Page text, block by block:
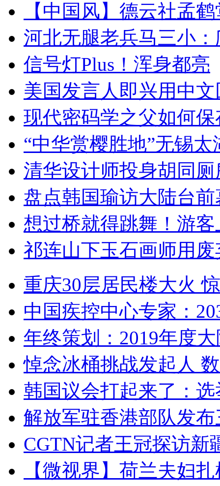
【中国风】德云社孟
河北无腿老兵马三小
信号灯Plus！浑身都亮
美国发言人即兴用中
现代密码学之父如何
“中华赏樱胜地”无锡
清华设计师投身胡同
盘点韩国瑜访大陆台
想过桥就得跳舞！游客
祁连山下玉石画师用
重庆30层居民楼大火
中国疾控中心专家：
年终策划：2019年度
悼念冰桶挑战发起人
韩国议会打起来了：
解放军驻香港部队发
CGTN记者王冠探访新
【微视界】荷兰夫妇